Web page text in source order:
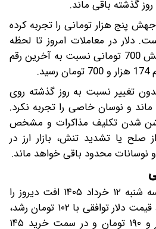
گذشته باقی ماند.
پنج هزار تومانی را تجربه کرده
دلار در معاملات امروز تا لحظه
نگارش این گزارش با افزایش 700 تومانی نسبت به آخرین رقم
تغییر نسبت به روز گذشته روی
باقی ماند و نوسان خاصی را تجربه نکرد.
شدن تکلیف مذاکرات و مشخص
یا تشدید تنش، بازار ارز در
نوسانات محدود باقی خواهد ماند.
قیمت دلار توافقی امروز سه شنبه ۱۲ خرداد ۱۴۰۵ افت دیروز را
پس گرفت. بر این اساس، قیمت دلار توافقی با ۱۰۲ تومان رشد،
در سمت فروش ۱۴۷ هزار و ۱۹۰ تومان و در سمت خرید ۱۴۵